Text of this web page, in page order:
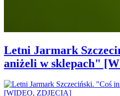
Letni Jarmark
aniżeli w sklepach"